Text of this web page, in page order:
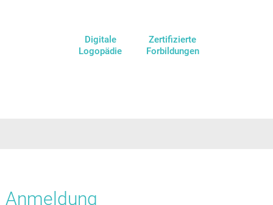
Digitale
Logopädie
Zertifizierte
Forbildungen
Anmeldung